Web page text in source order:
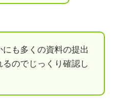
にも多くの資料の提出
るのでじっくり確認し